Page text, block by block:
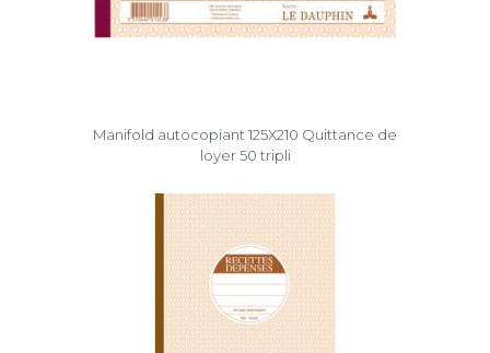
Manifold autocopiant 125X210 Quittance de
loyer 50 tripli